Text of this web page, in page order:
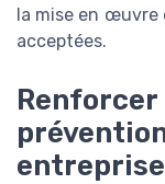
la mise en œuvre
acceptées.